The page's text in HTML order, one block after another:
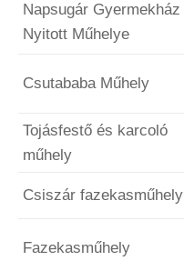
Napsugár Gyermekház
Nyitott Műhelye
Csutababa Műhely
Tojásfestő és karcoló
műhely
Csiszár fazekasműhely
Fazekasműhely